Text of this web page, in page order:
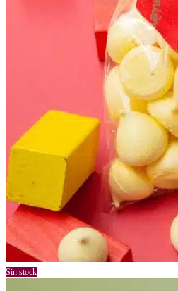
Sin stock